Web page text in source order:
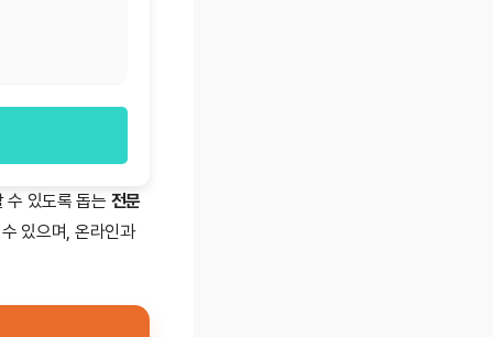
수 있도록 돕는 전문
있으며, 온라인과